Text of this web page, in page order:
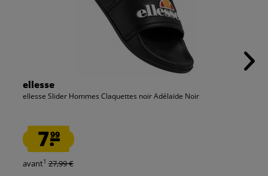
ellesse
ellesse Slider Hommes Claquettes noir Adélaïde Noir
7.99
avant1 27,99 €